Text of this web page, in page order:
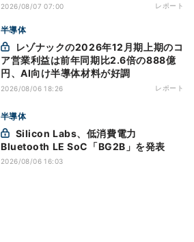
2026/08/07 07:00 レポート
半導体
ア営業利益は前年同期比2.6倍の888億
円、AI向け半導体材料が好調
2026/08/06 18:26 レポート
半導体
Bluetooth LE SoC「BG2B」を発表
2026/08/06 16:03